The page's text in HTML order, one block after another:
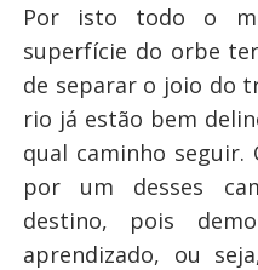
Por isto todo o
superfície do orbe
de separar o joio do
rio já estão bem
qual caminho seguir.
por um desses
destino, pois
aprendizado, ou